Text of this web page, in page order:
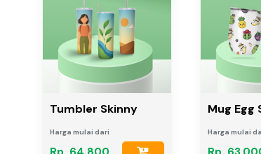
Tumbler Skinny
Harga mulai dari
Mug Egg
Harga mulai